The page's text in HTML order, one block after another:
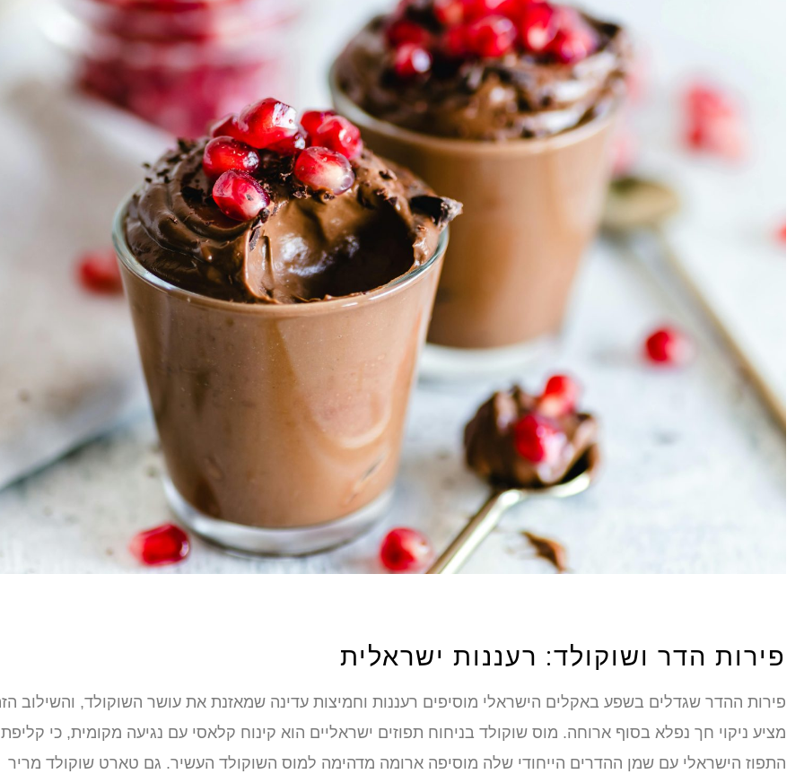
פירות הדר ושוקולד: רעננות ישראלית
פירות ההדר שגדלים בשפע באקלים הישראלי מוסיפים רעננות וחמיצות עדינה שמאזנת את עושר השוקולד, והשילוב
מציע ניקוי חך נפלא בסוף ארוחה. מוס שוקולד בניחוח תפוזים ישראליים הוא קינוח קלאסי עם נגיעה מקומית, כי קליפת
התפוז הישראלי עם שמן ההדרים הייחודי שלה מוסיפה ארומה מדהימה למוס השוקולד העשיר. גם טארט שוקולד מריר